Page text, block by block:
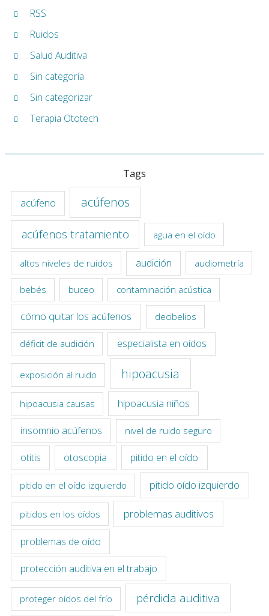
RSS
Ruidos
Salud Auditiva
Sin categoría
Sin categorizar
Terapia Ototech
Tags
acúfeno acúfenos
acúfenos tratamiento agua en el oído
altos niveles de ruidos audición audiometría
bebés buceo contaminación acústica
cómo quitar los acúfenos decibelios
déficit de audición especialista en oídos
exposición al ruido hipoacusia
hipoacusia causas hipoacusia niños
insomnio acúfenos nivel de ruido seguro
otitis otoscopia pitido en el oído
pitido en el oído izquierdo pitido oído izquierdo
pitidos en los oídos problemas auditivos
problemas de oído
protección auditiva en el trabajo
proteger oídos del frío pérdida auditiva